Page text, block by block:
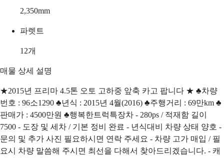
2,350mm
파렛트
12개
매물 상세 설명
★2015년 프리마 4.5톤 오토 고하중 앞축 카고 팝니다 ★ ♣차량
번호 : 96소1290 ♣년식 : 2015년 4월(2016) ♣주행거리 : 69만km ♣
판매가 : 4500만원 ♣행복한트럭특장차 - 280ps / 적재함 길이
7500 - 도장 및 세차 / 기본 정비 완료 - 년식대비 차량 상태 양호 -
문의 및 추가 사진 필요하시면 연락 주세요 - 차량 고가 매입 / 필
요시 차량 말씀해 주시면 최선을 다해서 찾아드리겠습니다. - 캐